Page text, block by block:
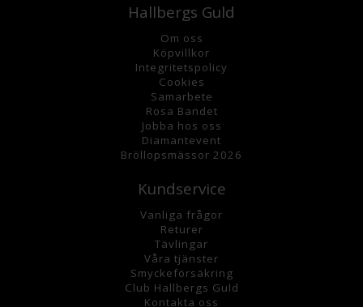
Hallbergs Guld
Om oss
Köpvillkor
Integritetspolicy
Cookies
Samarbete
Rosa Bandet
Jobba hos oss
Diamantevent
Bröllopsmässor 2026
Kundservice
Vanliga frågor
Returer
Tävlingar
Våra tjänster
Smyckeförsäkring
Club Hallbergs Guld
Kontakta oss